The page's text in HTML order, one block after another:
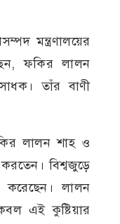
মন্ত্রণালয়ের
ফকির লালন
তাঁর বাণী
লালন শাহ ও
করতেন। বিশ্বজুড়ে
করেছেন। লালন
এই কুষ্টিয়ার